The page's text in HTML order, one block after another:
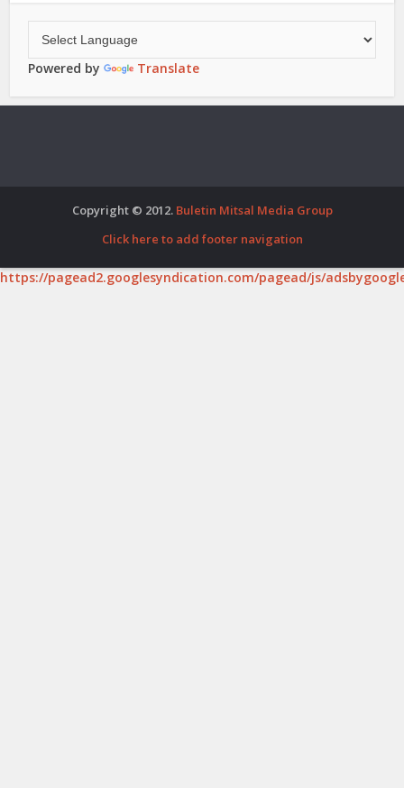
Powered by Translate
Copyright © 2012. Buletin Mitsal Media Group
Click here to add footer navigation
https://pagead2.googlesyndication.com/pagead/js/